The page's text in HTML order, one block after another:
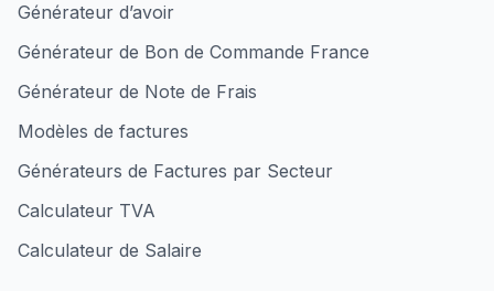
Générateur d’avoir
Générateur de Bon de Commande France
Générateur de Note de Frais
Modèles de factures
Générateurs de Factures par Secteur
Calculateur TVA
Calculateur de Salaire